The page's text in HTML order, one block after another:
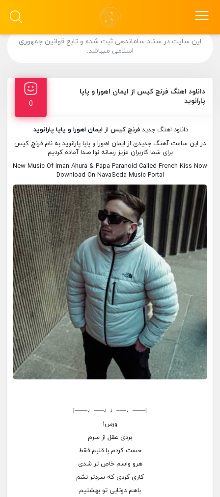
این سایت در ستاد ساماندهی ثبت شده و تابع قوانین جمهوری
اسلامی میباشد.
دانلود اهنگ فرنچ کیس از ایمان اهورا و پاپا
پارانوید
0
دانلود اهنگ جدیدفرنچ کیس ازایمان اهورا و پاپا پارانوید
در این ساعت آهنگ جدیدی از ایمان اهورا و پاپا پارانوید به نام فرنچ کیس
برای شما کاربران عزیز رسانه نوا صدا آماده کردیم
New Music Of Iman Ahura & Papa Paranoid Called French Kiss Now
Download On NavaSeda Music Portal
|——♩—–♩♩—–♩——|
ورس۱
بردی عقل از سرم
حست کردم با قلبم فقط
هرو واسم خاص تر شدی
کاری کردی که سردتر نشم
باهم دوتایی تو بهشتیم